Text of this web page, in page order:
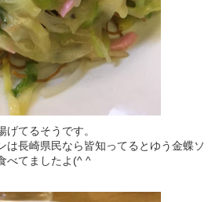
げてるそうです。
は長崎県民なら皆知ってるとゆう金蝶ソ
べてましたよ(^ ^